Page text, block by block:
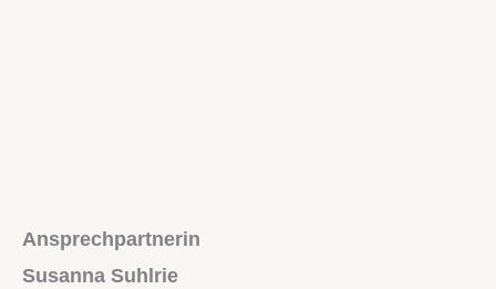
Ansprechpartnerin
Susanna Suhlrie